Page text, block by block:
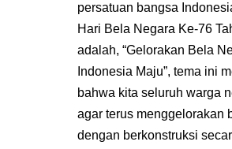
persatuan bangsa
Hari Bela Negara Ke-76
adalah, “Gelorakan Bela
Indonesia Maju”, tema ini
bahwa kita seluruh warga
agar terus menggelorakan
dengan berkonstruksi